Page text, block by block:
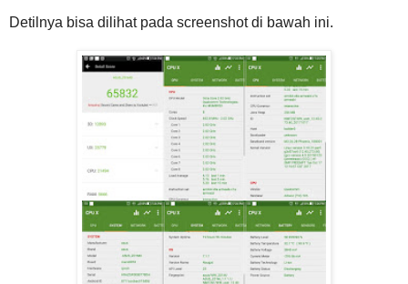
Detilnya bisa dilihat pada screenshot di bawah ini.